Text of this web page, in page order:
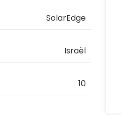
SolarEdge
Israël
10